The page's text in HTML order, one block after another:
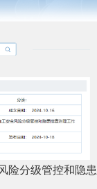
险分级管控和隐患